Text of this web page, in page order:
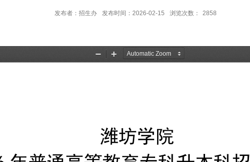
发布者：招生办 发布时间：2026-02-15 浏览次数： 2858